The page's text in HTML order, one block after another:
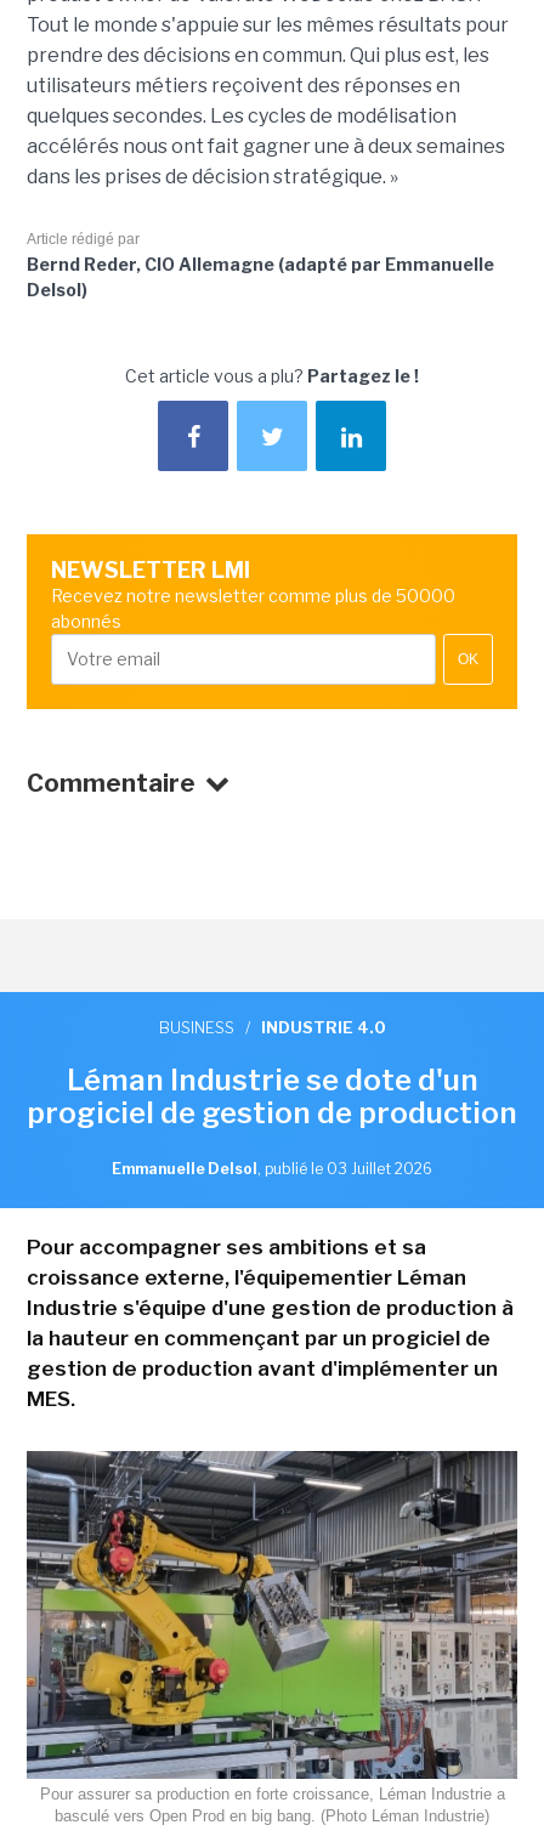
Tout le monde s'appuie sur les mêmes résultats pour
prendre des décisions en commun. Qui plus est, les
utilisateurs métiers reçoivent des réponses en
quelques secondes. Les cycles de modélisation
accélérés nous ont fait gagner une à deux semaines
dans les prises de décision stratégique. »
Article rédigé par
Bernd Reder, CIO Allemagne (adapté par Emmanuelle
Delsol)
Cet article vous a plu? Partagez le !
NEWSLETTER LMI
Recevez notre newsletter comme plus de 50000
abonnés
OK
Commentaire
BUSINESS / INDUSTRIE 4.0
Léman Industrie se dote d'un
progiciel de gestion de production
Emmanuelle Delsol , publié le 03 Juillet 2026
Pour accompagner ses ambitions et sa
croissance externe, l'équipementier Léman
Industrie s'équipe d'une gestion de production à
la hauteur en commençant par un progiciel de
gestion de production avant d'implémenter un
MES.
Pour assurer sa production en forte croissance, Léman Industrie a
basculé vers Open Prod en big bang. (Photo Léman Industrie)